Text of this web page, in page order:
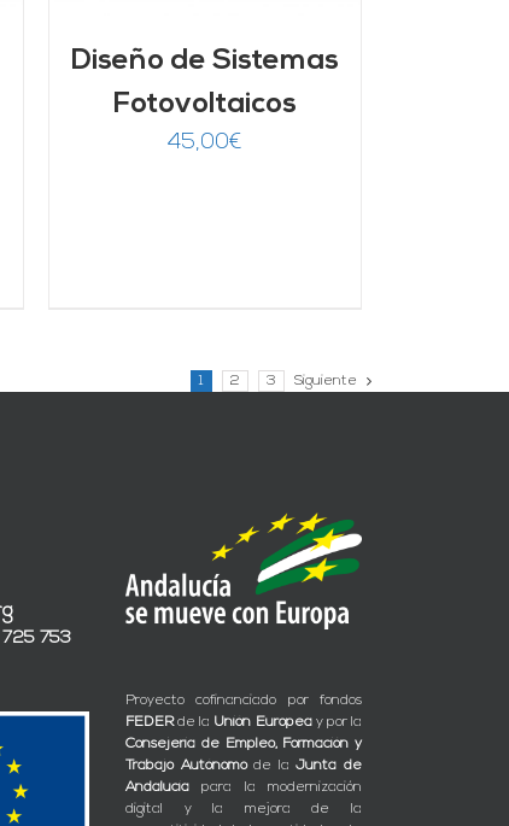
Diseño de Sistemas
Fotovoltaicos
45,00€
1 2 3 Siguiente
725 753
Proyecto cofinanciado por fondos
FEDERde la Unión Europeay por la
Consejería de Empleo, Formación y
Trabajo Autónomode laJunta de
Andalucía para la modernización
digital y la mejora de la